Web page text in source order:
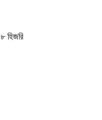
হিজরি